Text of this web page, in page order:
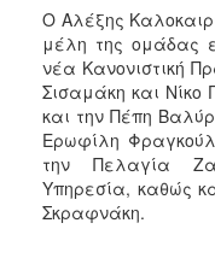
Ο Αλέξης
μέλη της ομάδας
νέα Κανονιστική
Σισαμάκη και Νίκο
και την Πέπη
Ερωφίλη
την Πελαγία
Υπηρεσία, καθώς
Σκραφνάκη.